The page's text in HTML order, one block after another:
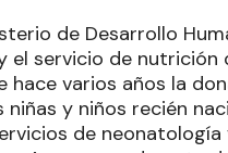
de Desarrollo
el servicio de nutrición
hace varios años la
niñas y niños recién
de